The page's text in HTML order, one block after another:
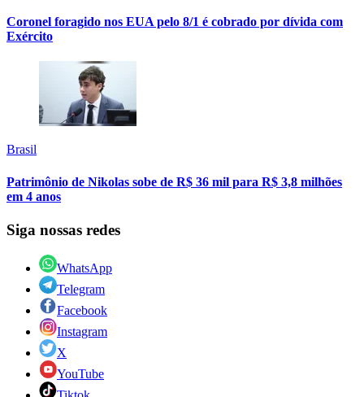
Coronel foragido nos EUA pelo 8/1 é cobrado por dívida com
Exército
Brasil
Patrimônio de Nikolas sobe de R$ 36 mil para R$ 3,8 milhões
em 4 anos
Siga nossas redes
WhatsApp
Telegram
Facebook
Instagram
X
YouTube